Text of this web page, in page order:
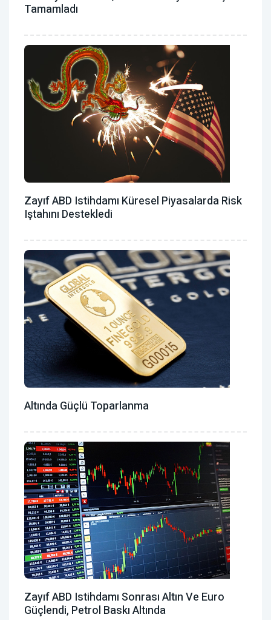
Tamamladı
Zayıf ABD Istihdamı Küresel Piyasalarda Risk
Iştahını Destekledi
Altında Güçlü Toparlanma
Zayıf ABD Istihdamı Sonrası Altın Ve Euro
Güçlendi, Petrol Baskı Altında